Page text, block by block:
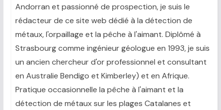
Andorran et passionné de prospection, je suis le
rédacteur de ce site web dédié à la détection de
métaux, l'orpaillage et la pêche à l'aimant. Diplômé à
Strasbourg comme ingénieur géologue en 1993, je suis
un ancien chercheur d'or professionnel et consultant
en Australie Bendigo et Kimberley) et en Afrique.
Pratique occasionnelle la pêche à l'aimant et la
détection de métaux sur les plages Catalanes et